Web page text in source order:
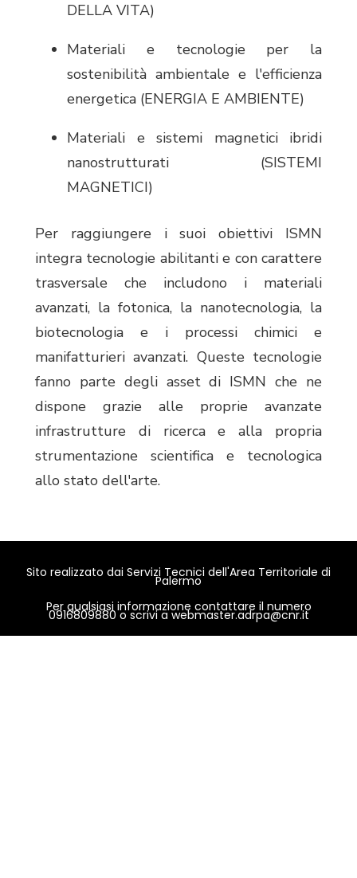
DELLA VITA)
Materiali e tecnologie per la
sostenibilità ambientale e l'efficienza
energetica (ENERGIA E AMBIENTE)
Materiali e sistemi magnetici ibridi
nanostrutturati (SISTEMI
MAGNETICI)
Per raggiungere i suoi obiettivi ISMN
integra tecnologie abilitanti e con carattere
trasversale che includono i materiali
avanzati, la fotonica, la nanotecnologia, la
biotecnologia e i processi chimici e
manifatturieri avanzati. Queste tecnologie
fanno parte degli asset di ISMN che ne
dispone grazie alle proprie avanzate
infrastrutture di ricerca e alla propria
strumentazione scientifica e tecnologica
allo stato dell'arte.
Sito realizzato dai Servizi Tecnici dell'Area Territoriale di
Palermo
Per qualsiasi informazione contattare il numero
0916809880 o scrivi awebmaster.adrpa@cnr.it